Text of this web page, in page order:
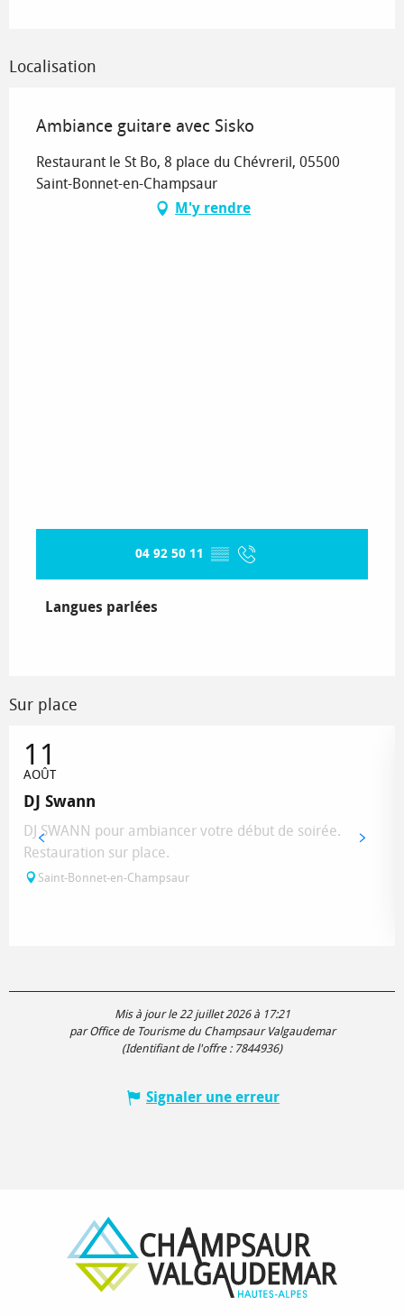
Localisation
Ambiance guitare avec Sisko
Restaurant le St Bo, 8 place du Chévreril, 05500
Saint-Bonnet-en-Champsaur
M'y rendre
04 92 50 11 ▒▒
Langues parlées
Langues parlées
Sur place
11
AOÛT
DJ Swann
DJ SWANN pour ambiancer votre début de soirée.
Restauration sur place.
Saint-Bonnet-en-Champsaur
Mis à jour le 22 juillet 2026 à 17:21
par Office de Tourisme du Champsaur Valgaudemar
(Identifiant de l'offre : 7844936)
Signaler une erreur